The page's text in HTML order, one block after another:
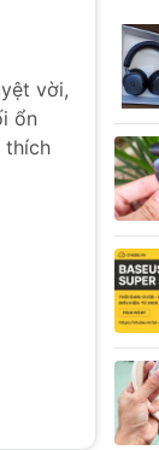
vời,
ổn
thích